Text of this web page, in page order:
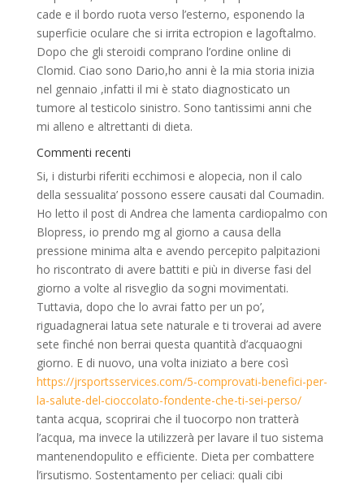
cade e il bordo ruota verso l’esterno, esponendo la
superficie oculare che si irrita ectropion e lagoftalmo.
Dopo che gli steroidi comprano l’ordine online di
Clomid. Ciao sono Dario,ho anni è la mia storia inizia
nel gennaio ,infatti il mi è stato diagnosticato un
tumore al testicolo sinistro. Sono tantissimi anni che
mi alleno e altrettanti di dieta.
Commenti recenti
Si, i disturbi riferiti ecchimosi e alopecia, non il calo
della sessualita’ possono essere causati dal Coumadin.
Ho letto il post di Andrea che lamenta cardiopalmo con
Blopress, io prendo mg al giorno a causa della
pressione minima alta e avendo percepito palpitazioni
ho riscontrato di avere battiti e più in diverse fasi del
giorno a volte al risveglio da sogni movimentati.
Tuttavia, dopo che lo avrai fatto per un po’,
riguadagnerai latua sete naturale e ti troverai ad avere
sete finché non berrai questa quantità d’acquaogni
giorno. E di nuovo, una volta iniziato a bere così
https://jrsportsservices.com/5-comprovati-benefici-per-
la-salute-del-cioccolato-fondente-che-ti-sei-perso/
tanta acqua, scoprirai che il tuocorpo non tratterà
l’acqua, ma invece la utilizzerà per lavare il tuo sistema
mantenendopulito e efficiente. Dieta per combattere
l’irsutismo. Sostentamento per celiaci: quali cibi